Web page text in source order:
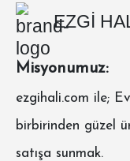
EZGİ
Misyonumuz:
ezgihali.com ile;
birbirinden güzel
satışa sunmak.